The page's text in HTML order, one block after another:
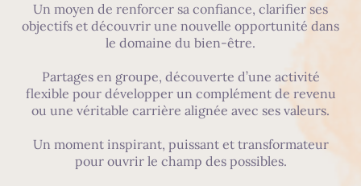
Un moyen de renforcer sa confiance, clarifier ses
objectifs et découvrir une nouvelle opportunité dans
le domaine du bien-être.
Partages en groupe, découverte d’une activité
flexible pour développer un complément de revenu
ou une véritable carrière alignée avec ses valeurs.
Un moment inspirant, puissant et transformateur
pour ouvrir le champ des possibles.